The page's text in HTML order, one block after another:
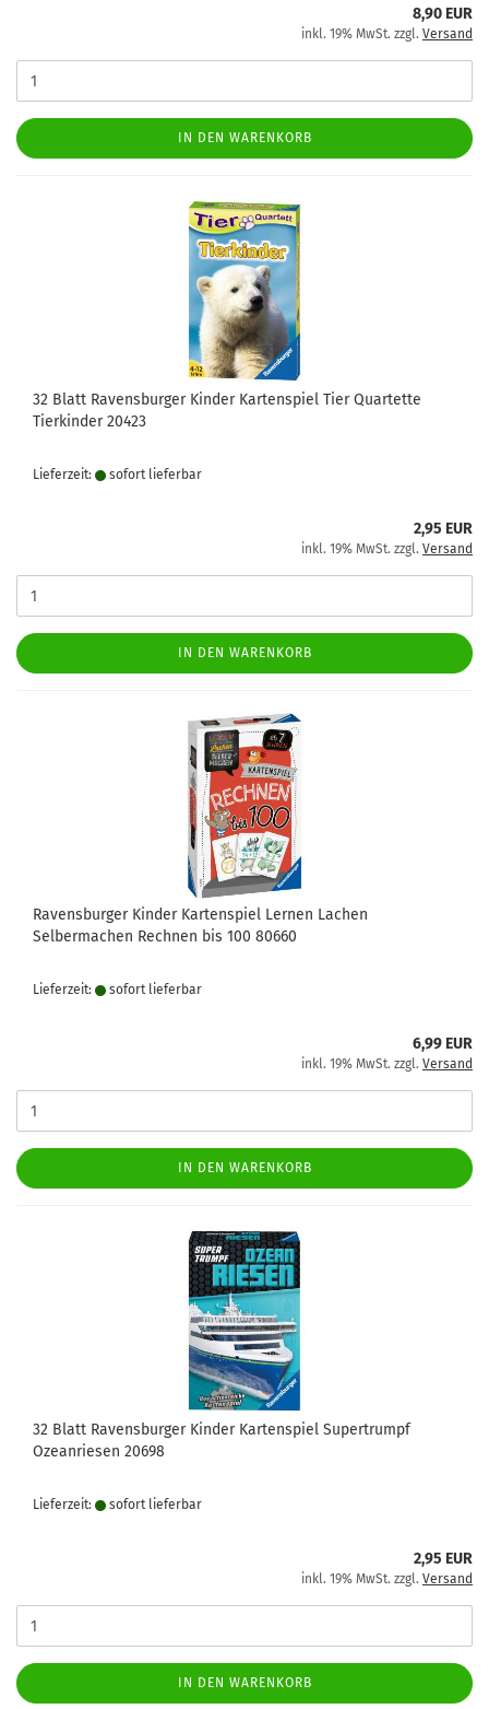
8,90 EUR
inkl. 19% MwSt. zzgl. Versand
IN DEN WARENKORB
32 Blatt Ravensburger Kinder Kartenspiel Tier Quartette
Tierkinder 20423
Lieferzeit: sofort lie­fer­bar
2,95 EUR
inkl. 19% MwSt. zzgl. Versand
IN DEN WARENKORB
Ravensburger Kinder Kartenspiel Lernen Lachen
Selbermachen Rechnen bis 100 80660
Lieferzeit: sofort lie­fer­bar
6,99 EUR
inkl. 19% MwSt. zzgl. Versand
IN DEN WARENKORB
32 Blatt Ravensburger Kinder Kartenspiel Supertrumpf
Ozeanriesen 20698
Lieferzeit: sofort lie­fer­bar
2,95 EUR
inkl. 19% MwSt. zzgl. Versand
IN DEN WARENKORB